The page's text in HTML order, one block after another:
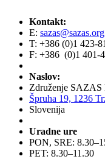
Kontakt:
E: sazas@sazas.org
T: +386 (0)1 423-
F: +386 (0)1 401-
Naslov:
Združenje SAZAS
Špruha 19, 1236
Slovenija
Uradne ure
PON, SRE:
PET: 8.30–11.30